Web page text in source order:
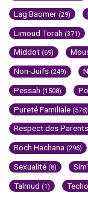
Lag Baomer (29)
Limoud Torah (371)
Middot (69)
Non-Juifs (249)
Pessah (1508)
Pureté Familiale (578)
Respect des Parents
Roch Hachana (296)
Sexualité (8)
Talmud (1)